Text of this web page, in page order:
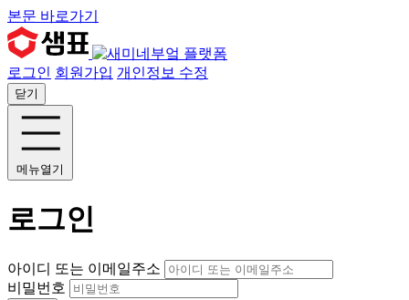
본문 바로가기
로그인 회원가입 개인정보 수정
닫기
메뉴열기
로그인
아이디 또는 이메일주소
비밀번호